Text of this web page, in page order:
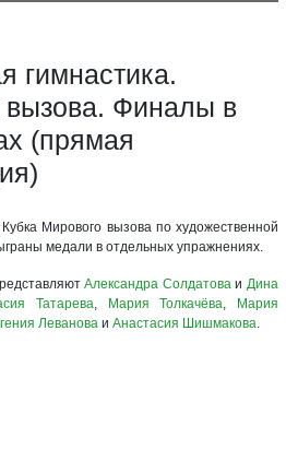
гимнастика.
Финалы в
(прямая
Мирового вызова по художественной
медали в отдельных упражнениях.
Александра Солдатоваи Дина
Татарева, Мария Толкачёва,
Мария
Леванова и Анастасия Шишмакова.